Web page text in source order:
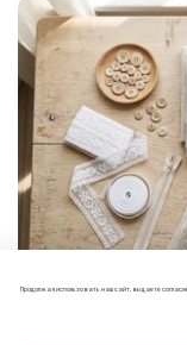
Продолжая использовать наш сайт, вы даете